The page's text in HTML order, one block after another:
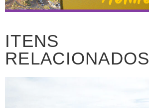
ITENS
RELACIONADOS